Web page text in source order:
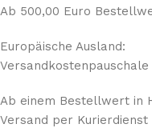
Ab 500,00 Euro
Europäische Ausland:
Versandkostenpauschale
Ab einem Bestellwert in
Versand per Kurierdienst